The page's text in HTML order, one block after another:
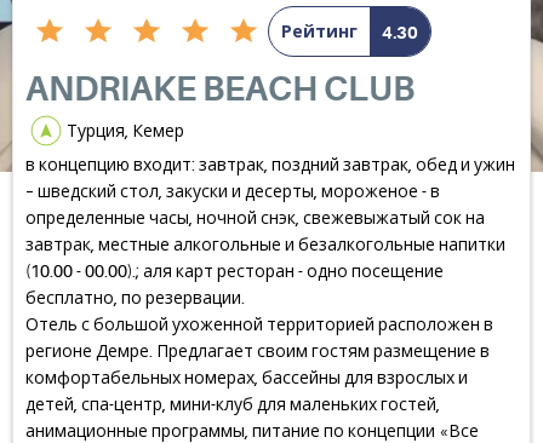
Рейтинг 4.30
ANDRIAKE BEACH CLUB
Турция, Кемер
в концепцию входит: завтрак, поздний завтрак, обед и ужин
– шведский стол, закуски и десерты, мороженое - в
определенные часы, ночной снэк, свежевыжатый сок на
завтрак, местные алкогольные и безалкогольные напитки
(10.00 - 00.00).; аля карт ресторан - одно посещение
бесплатно, по резервации.
Отель с большой ухоженной территорией расположен в
регионе Демре. Предлагает своим гостям размещение в
комфортабельных номерах, бассейны для взрослых и
детей, спа-центр, мини-клуб для маленьких гостей,
анимационные программы, питание по концепции «Все